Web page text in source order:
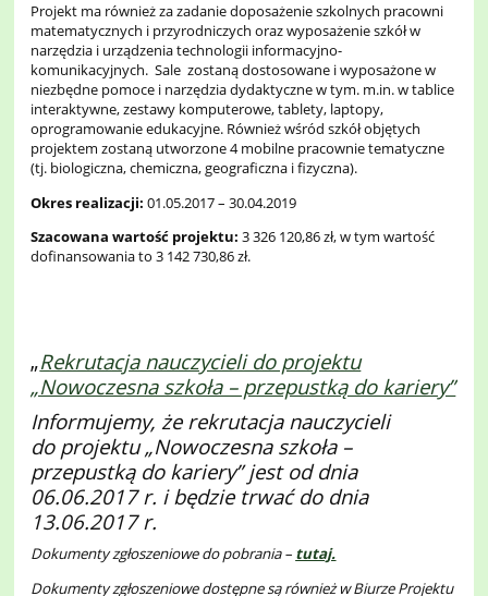
Projekt ma również za zadanie doposażenie szkolnych pracowni
matematycznych i przyrodniczych oraz wyposażenie szkół w
narzędzia i urządzenia technologii informacyjno-
komunikacyjnych. Sale zostaną dostosowane i wyposażone w
niezbędne pomoce i narzędzia dydaktyczne w tym. m.in. w tablice
interaktywne, zestawy komputerowe, tablety, laptopy,
oprogramowanie edukacyjne. Również wśród szkół objętych
projektem zostaną utworzone 4 mobilne pracownie tematyczne
(tj. biologiczna, chemiczna, geograficzna i fizyczna).
Okres realizacji: 01.05.2017 – 30.04.2019
Szacowana wartość projektu: 3 326 120,86 zł, w tym wartość
dofinansowania to 3 142 730,86 zł.
„Rekrutacja nauczycieli do projektu
„Nowoczesna szkoła – przepustką do kariery”
Informujemy, że rekrutacja nauczycieli
do projektu „Nowoczesna szkoła –
przepustką do kariery” jest od dnia
06.06.2017 r. i będzie trwać do dnia
13.06.2017 r.
Dokumenty zgłoszeniowe do pobrania – tutaj.
Dokumenty zgłoszeniowe dostępne są również w Biurze Projektu